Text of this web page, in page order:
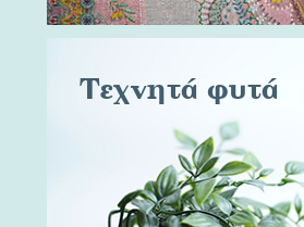
Τεχνητά φυτά